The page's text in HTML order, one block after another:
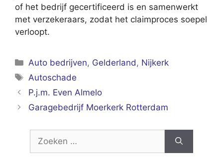
of het bedrijf gecertificeerd is en samenwerkt
met verzekeraars, zodat het claimproces soepel
verloopt.
Categorieën
Auto bedrijven, Gelderland , Nijkerk
Tags
Autoschade
P.j.m. Even Almelo
Garagebedrijf Moerkerk Rotterdam
naar: